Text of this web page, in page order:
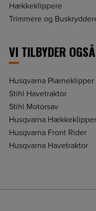
Hækkeklippere
Trimmere og
VI TILBYDER OGSÅ
Husqvarna Plæneklipper
Stihl Havetraktor
Stihl Motorsav
Husqvarna Hækkeklipper
Husqvarna Front Rider
Husqvarna Havetraktor